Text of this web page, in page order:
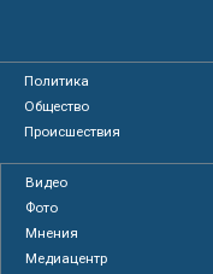
Политика
Общество
Происшествия
Видео
Фото
Мнения
Медиацентр